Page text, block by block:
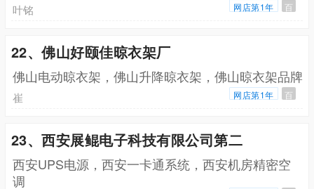
叶铭 网店第1年 百
22、佛山好颐佳晾衣架厂
佛山电动晾衣架，佛山升降晾衣架，佛山晾衣架品牌
崔 网店第1年 百
23、西安展鲲电子科技有限公司第二
西安UPS电源，西安一卡通系统，西安机房精密空
调